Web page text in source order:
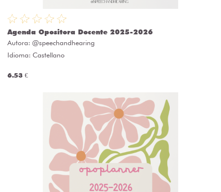
Agenda Opositora Docente 2025-2026
Autora: @speechandhearing
Idioma: Castellano
6.53 €